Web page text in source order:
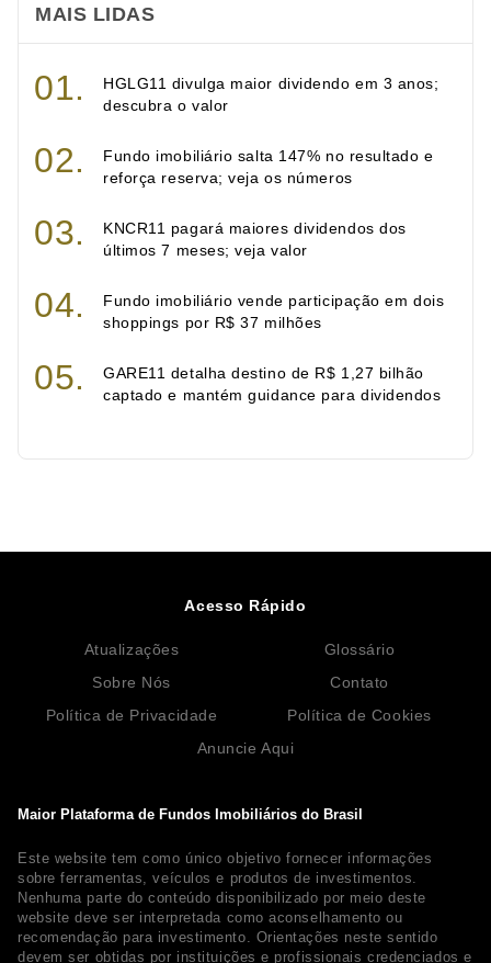
MAIS LIDAS
HGLG11 divulga maior dividendo em 3 anos;
descubra o valor
Fundo imobiliário salta 147% no resultado e
reforça reserva; veja os números
KNCR11 pagará maiores dividendos dos
últimos 7 meses; veja valor
Fundo imobiliário vende participação em dois
shoppings por R$ 37 milhões
GARE11 detalha destino de R$ 1,27 bilhão
captado e mantém guidance para dividendos
Maior Plataforma de Fundos Imobiliários do Brasil
Este website tem como único objetivo fornecer informações
sobre ferramentas, veículos e produtos de investimentos.
Nenhuma parte do conteúdo disponibilizado por meio deste
website deve ser interpretada como aconselhamento ou
recomendação para investimento. Orientações neste sentido
devem ser obtidas por instituições e profissionais credenciados e
Acesso Rápido
Atualizações
Glossário
Sobre Nós
Contato
Política de Privacidade
Política de Cookies
Anuncie Aqui